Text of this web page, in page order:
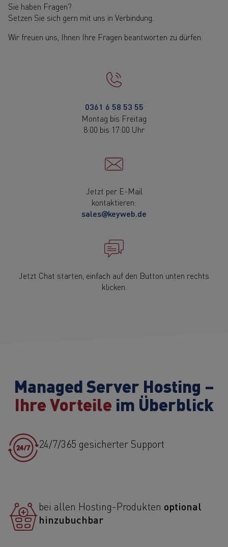
Sie haben Fragen?
Setzen Sie sich gern mit uns in Verbindung.
Wir freuen uns, Ihnen Ihre Fragen beantworten zu dürfen.
0361 6 58 53 55
Montag bis Freitag
8:00 bis 17:00 Uhr
Jetzt per E-Mail
kontaktieren:
sales@keyweb.de
Jetzt Chat starten, einfach auf den Button unten rechts
klicken.
Managed Server Hosting –
Ihre Vorteile im Überblick
24/7/365 gesicherter Support
bei allen Hosting-Produkten optional
hinzubuchbar